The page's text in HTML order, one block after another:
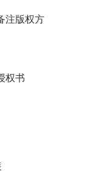
注版权方
权书